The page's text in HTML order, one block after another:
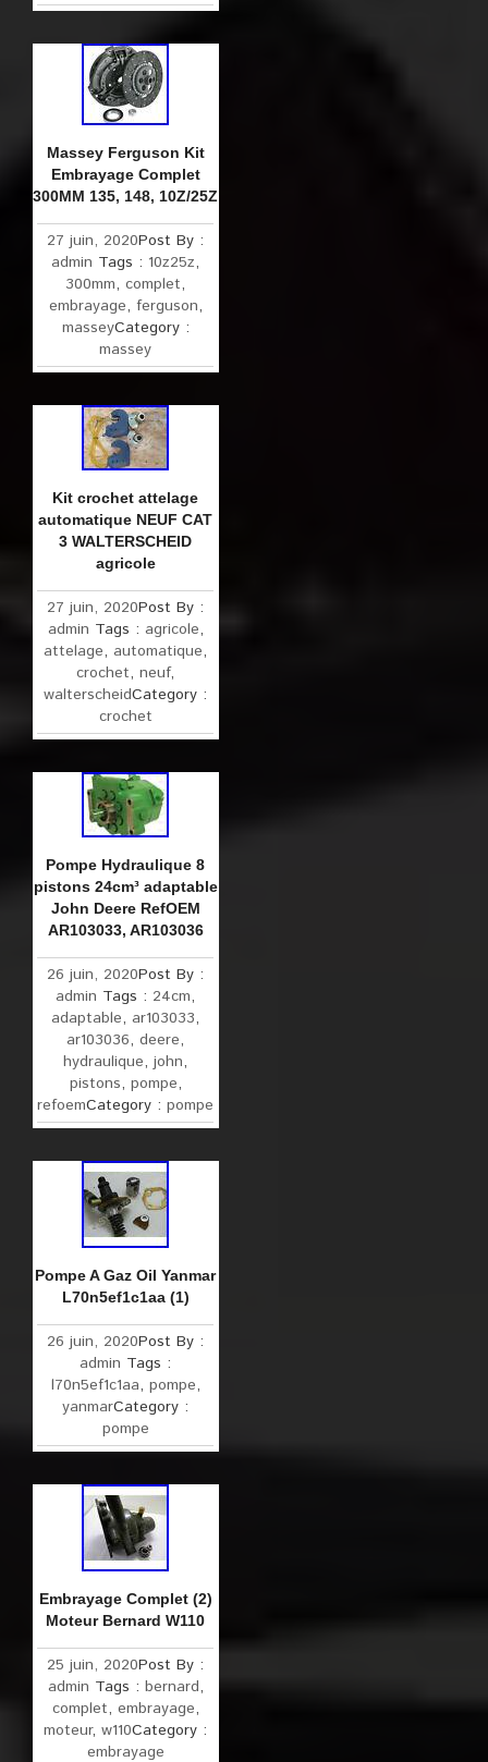
Massey Ferguson Kit
Embrayage Complet
300MM 135, 148, 10Z/25Z
27 juin, 2020Post By :
admin Tags : 10z25z,
300mm,complet,
embrayage, ferguson,
masseyCategory :
massey
Kit crochet attelage
automatique NEUF CAT
3 WALTERSCHEID
agricole
27 juin, 2020Post By :
admin Tags : agricole,
attelage, automatique,
crochet,neuf,
walterscheidCategory :
crochet
Pompe Hydraulique 8
pistons 24cm³ adaptable
John Deere RefOEM
AR103033, AR103036
26 juin, 2020Post By :
admin Tags : 24cm,
adaptable, ar103033,
ar103036,deere,
hydraulique,john,
pistons, pompe,
refoemCategory :pompe
Pompe A Gaz Oil Yanmar
L70n5ef1c1aa (1)
26 juin, 2020Post By :
admin Tags :
l70n5ef1c1aa, pompe,
yanmarCategory :
pompe
Embrayage Complet (2)
Moteur Bernard W110
25 juin, 2020Post By :
admin Tags : bernard,
complet, embrayage,
moteur,w110Category :
embrayage